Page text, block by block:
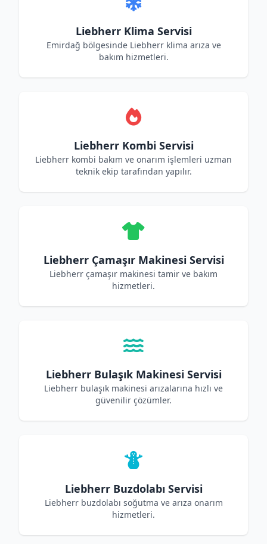
Liebherr Klima Servisi
Emirdağ bölgesinde Liebherr klima arıza ve
bakım hizmetleri.
Liebherr Kombi Servisi
Liebherr kombi bakım ve onarım işlemleri uzman
teknik ekip tarafından yapılır.
Liebherr Çamaşır Makinesi Servisi
Liebherr çamaşır makinesi tamir ve bakım
hizmetleri.
Liebherr Bulaşık Makinesi Servisi
Liebherr bulaşık makinesi arızalarına hızlı ve
güvenilir çözümler.
Liebherr Buzdolabı Servisi
Liebherr buzdolabı soğutma ve arıza onarım
hizmetleri.